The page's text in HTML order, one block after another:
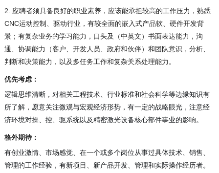
2. 应聘者须具备良好的职业素养，应该能承担较高的工作压力，熟悉
CNC运动控制、驱动行业，有较全面的嵌入式产品软、硬件开发背
景；有复杂业务的学习能力，口头及（中英文）书面表达能力，沟
通、协调能力（客户、开发人员、政府和伙伴）和团队意识，分析、
判断和决策能力，以及多任务工作和复杂关系处理能力。
优先考虑：
逻辑思维清晰，对相关工程技术、行业标准和社会科学等边缘知识有
所了解，愿意关注微观与宏观经济形势，有一定的战略眼光，注意经
济环境对操、控、驱系统以及精密激光设备核心部件事业的影响。
格外期待：
有创业激情、市场感觉、在一个或多个岗位从事过具体技术、销售、
管理的工作经验，有新项目、新产品开发、管理和实际操作经历者。